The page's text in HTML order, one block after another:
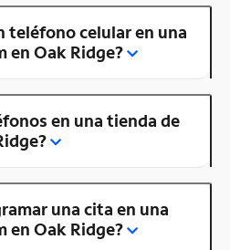
teléfono celular en una
en Oak Ridge?
en una tienda de
una cita en una
en Oak Ridge?